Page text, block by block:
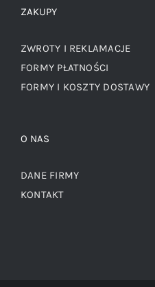
ZAKUPY
ZWROTY I REKLAMACJE
FORMY PŁATNOŚCI
FORMY I KOSZTY DOSTAWY
O NAS
DANE FIRMY
KONTAKT